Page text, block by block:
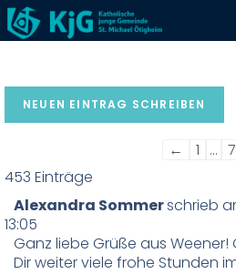
← 1 … 7
453 Einträge
Alexandra Sommerschrieb
13:05
Ganz liebe Grüße aus
Dir weiter viele frohe Stunden